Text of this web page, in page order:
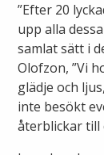
Mina Sidor
VA &
Miljö och
Produktion
Nyheter
”Efter 20
upp alla
samlat sätt i
Olofzon, ”Vi
glädje och
inte besökt
återblickar till